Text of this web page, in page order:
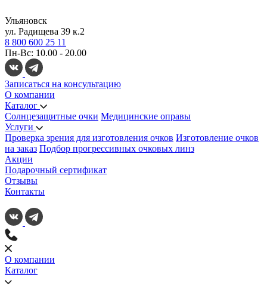
Ульяновск
ул. Радищева 39 к.2
8 800 600 25 11
Пн-Вс: 10.00 - 20.00
Записаться на консультацию
О компании
Каталог
Солнцезащитные очки Медицинские оправы
Услуги
Проверка зрения для изготовления очков Изготовление очков
на заказ Подбор прогрессивных очковых линз
Акции
Подарочный сертификат
Отзывы
Контакты
О компании
Каталог